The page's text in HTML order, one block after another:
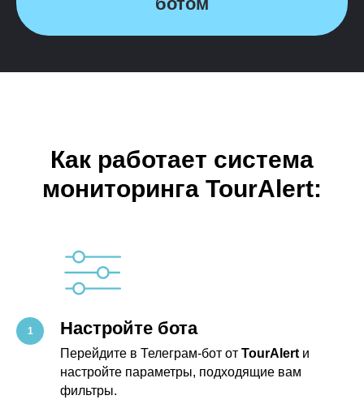
Как работает система
мониторинга TourAlert:
Настройте бота
Перейдите в Телеграм-бот от TourAlert и
настройте параметры, подходящие вам
фильтры.